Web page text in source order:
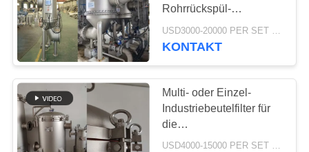
SITEMAP
PRIVACY
POLICY
AerogelIsolierschicht
Rohrrückspül-
Reinigungsfilter-
USD3000-20000 PER SET MOQ:1 Satz
KONTAKT
Multi- oder Einzel-
Industriebeutelfilter für
die
Beschichtungsindustrie
USD4000-15000 PER SET MOQ:1 Satz